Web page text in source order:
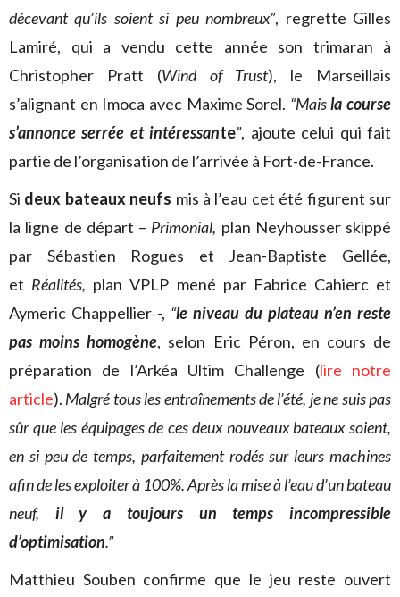
décevant qu’ils soient si peu nombreux”, regrette Gilles
Lamiré, qui a vendu cette année son trimaran à
Christopher Pratt (Wind of Trust), le Marseillais
s’alignant en Imoca avec Maxime Sorel. “Maisla course
s’annonce serrée et intéressante”, ajoute celui qui fait
partie de l’organisation de l’arrivée à Fort-de-France.
Si deux bateaux neufs mis à l’eau cet été figurent sur
la ligne de départ – Primonial, plan Neyhousser skippé
par Sébastien Rogues et Jean-Baptiste Gellée,
et Réalités, plan VPLP mené par Fabrice Cahierc et
Aymeric Chappellier -, “le niveau du plateau n’en reste
pas moins homogène, selon Eric Péron, en cours de
préparation de l’Arkéa Ultim Challenge (lire notre
article). Malgré tous les entraînements de l’été, je ne suis pas
sûr que les équipages de ces deux nouveaux bateaux soient,
en si peu de temps, parfaitement rodés sur leurs machines
afin de les exploiter à 100%. Après la mise à l’eau d’un bateau
neuf, il y a toujours un temps incompressible
d’optimisation.”
Matthieu Souben confirme que le jeu reste ouvert